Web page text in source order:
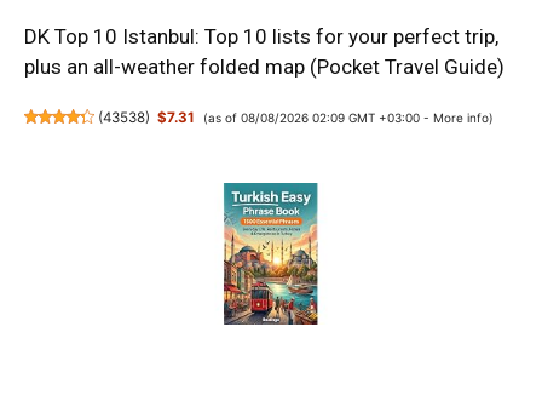
DK Top 10 Istanbul: Top 10 lists for your perfect trip,
plus an all-weather folded map (Pocket Travel Guide)
(43538) $7.31 (as of 08/08/2026 02:09 GMT +03:00 - More info)